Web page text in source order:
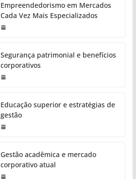
Empreendedorismo em Mercados
Cada Vez Mais Especializados
Segurança patrimonial e benefícios
corporativos
Educação superior e estratégias de
gestão
Gestão acadêmica e mercado
corporativo atual